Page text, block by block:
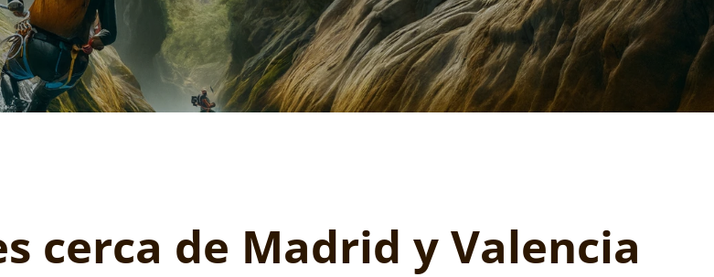
cerca de Madrid y Valencia